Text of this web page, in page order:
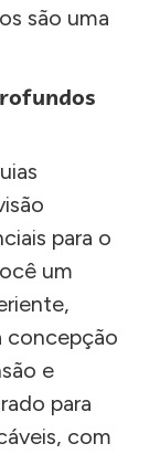
são uma
para o
um
concepção
e
para
com